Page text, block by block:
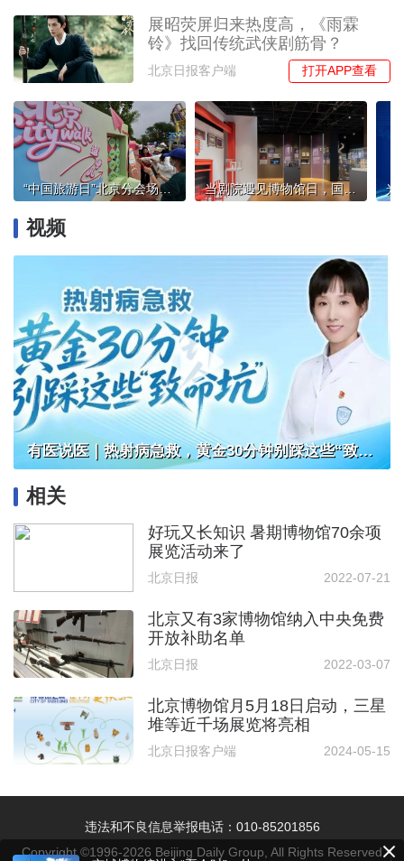
展昭荧屏归来热度高，《雨霖
铃》找回传统武侠剧筋骨？
北京日报客户端 打开APP查看
“中国旅游日”北京分会场活动举办，推出惠民礼包发放千万补贴 当剧院遇见博物馆日，国家大剧院邀观众云端线下共赏艺术瑰宝
视频
有医说医｜热射病急救，黄金30分钟别踩这些“致命坑”
相关
好玩又长知识 暑期博物馆70余项
展览活动来了
北京日报 2022-07-21
北京又有3家博物馆纳入中央免费
开放补助名单
北京日报 2022-03-07
北京博物馆月5月18日启动，三星
堆等近千场展览将亮相
北京日报客户端 2024-05-15
违法和不良信息举报电话：010-85201856
Copyright ©1996-2026 Beijing Daily Group, All Rights Reserved